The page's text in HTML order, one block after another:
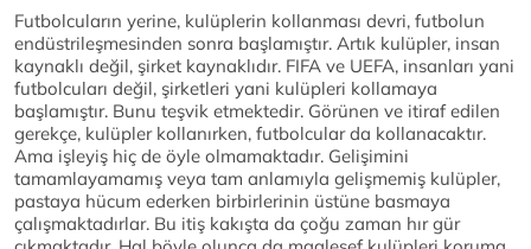
Futbolcuların yerine, kulüplerin kollanması devri, futbolun
endüstrileşmesinden sonra başlamıştır. Artık kulüpler, insan
kaynaklı değil, şirket kaynaklıdır. FIFA ve UEFA, insanları yani
futbolcuları değil, şirketleri yani kulüpleri kollamaya
başlamıştır. Bunu teşvik etmektedir. Görünen ve itiraf edilen
gerekçe, kulüpler kollanırken, futbolcular da kollanacaktır.
Ama işleyiş hiç de öyle olmamaktadır. Gelişimini
tamamlayamamış veya tam anlamıyla gelişmemiş kulüpler,
pastaya hücum ederken birbirlerinin üstüne basmaya
çalışmaktadırlar. Bu itiş kakışta da çoğu zaman hır gür